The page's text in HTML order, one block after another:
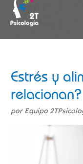
Estrés y
relacionan?
por Equipo